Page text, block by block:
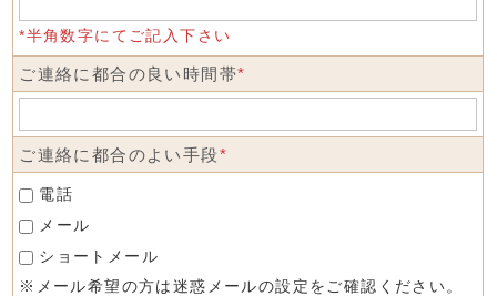
*半角数字にてご記入下さい
ご連絡に都合の良い時間帯*
ご連絡に都合のよい手段*
電話
メール
ショートメール
※メール希望の方は迷惑メールの設定をご確認ください。